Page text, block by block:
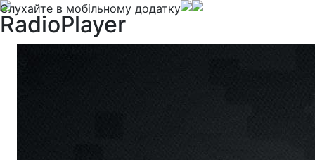
RadioPlayer
Слухайте в мобільному додатку